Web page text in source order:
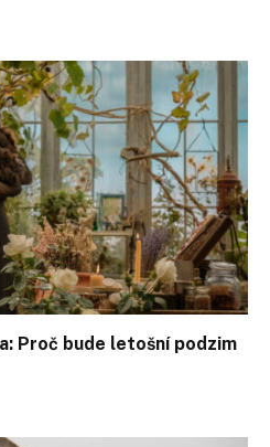
Proč bude letošní podzim